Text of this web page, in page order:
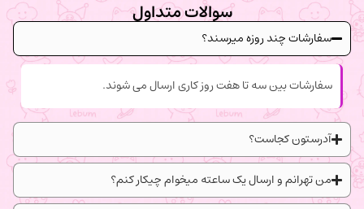
سوالات متداول
سفارشات چند روزه میرسند؟
سفارشات بین سه تا هفت روز کاری ارسال می شوند.
آدرستون کجاست؟
من تهرانم و ارسال یک ساعته میخوام چیکار کنم؟